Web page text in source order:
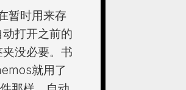
暂时用来存
打开之前的
没必要。书
就用了